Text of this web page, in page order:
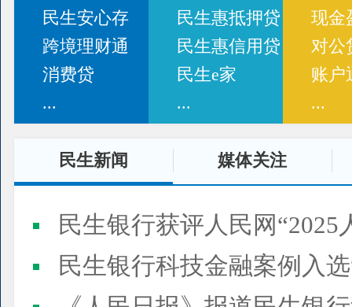
民生安心存
跨境理财通
消费贷
...
民生惠抵押贷
民生惠信用贷
民生e家
...
现金
对公
账户
...
民生新闻 媒体关注
民生银行获评人民网“2025
民生银行科技金融案例入选“2025人民